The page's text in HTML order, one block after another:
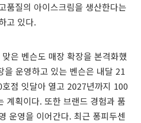
품질의 아이스크림을 생산한다는
고 있다.
은 벤슨도 매장 확장을 본격화했
을 운영하고 있는 벤슨은 내달 21
점 잇달아 열고 2027년까지 100
계획이다. 또한 브랜드 경험과 품
운영을 이어간다. 최근 퐁피두센